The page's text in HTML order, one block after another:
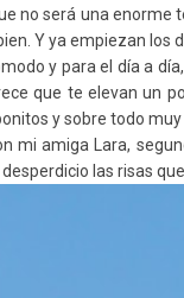
no será una enorme
Y ya empiezan los
y para el día a
que te elevan un
y sobre todo
mi amiga Lara,
las risas